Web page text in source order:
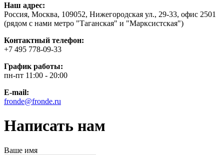
Наш адрес:
Россия, Москва, 109052, Нижегородская ул., 29-33, офис 2501
(рядом с нами метро "Таганская" и "Марксистская")
Контактный телефон:
+7 495 778-09-33
График работы:
пн-пт 11:00 - 20:00
E-mail:
fronde@fronde.ru
Написать нам
Ваше имя